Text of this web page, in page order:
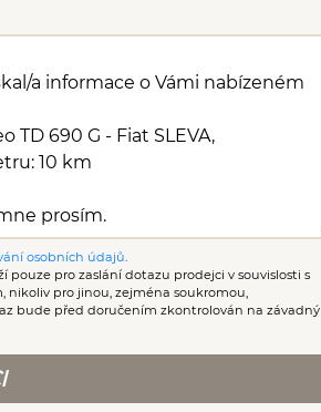
osobních údajů
pouze pro zaslání dotazu prodejci v souvislosti s
nikoliv pro jinou, zejména soukromou,
bude před doručením zkontrolován na závadný